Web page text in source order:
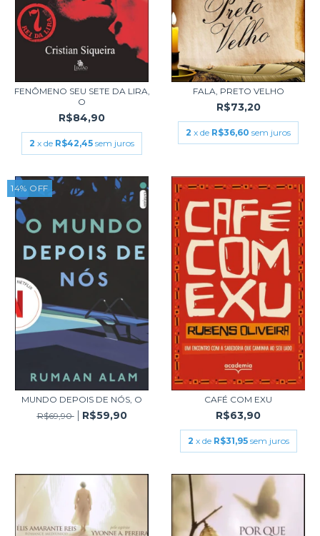
FENÔMENO SEU SETE DA LIRA,
O
R$84,90
2 x de R$42,45 sem juros
FALA, PRETO VELHO
R$73,20
2 x de R$36,60 sem juros
14% OFF
MUNDO DEPOIS DE NÓS, O
R$69,90
R$59,90
CAFÉ COM EXU
R$63,90
2 x de R$31,95 sem juros